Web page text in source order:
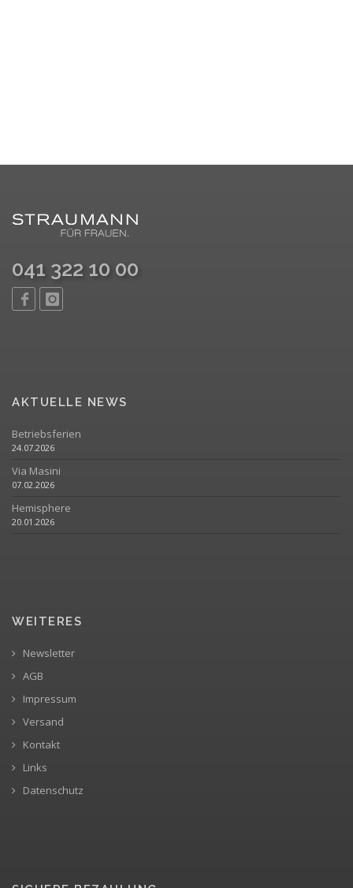
041 322 10 00
AKTUELLE NEWS
Betriebsferien
24.07.2026
Via Masini
07.02.2026
Hemisphere
20.01.2026
WEITERES
Newsletter
AGB
Impressum
Versand
Kontakt
Links
Datenschutz